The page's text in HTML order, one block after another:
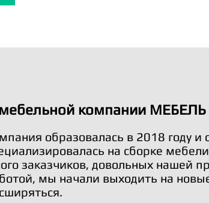
компании
образовалась в 2018 году и
на сборке
заказчиков, довольных нашей
мы начали выходить на